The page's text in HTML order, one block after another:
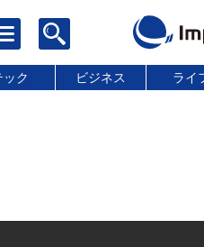
ック ビジネス ライ